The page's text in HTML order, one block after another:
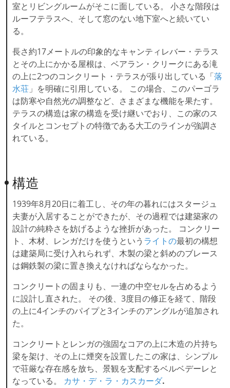
室とリビングルームがそこに面している。 小さな階段は
ルーフテラスへ、そして窓のない地下室へと続いてい
る。
長さ約17メートルの印象的なキャンティレバー・テラス
とその上にかかる屋根は、ベアラン・クリークにある滝
の上に2つのコンクリート・テラスが張り出している「落
水荘 」を明確に引用している。 この場合、このパーゴラ
は防寒や自然光の調整など、さまざまな機能を果たす。
テラスの構造は家の構造を受け継いでおり、この家のス
タイルとコンセプトの特徴である大工のラインが強調さ
れている。
構造
1939年8月20日に着工し、その年の暮れにはスタージュ
夫妻が入居することができたが、その過程では建築家の
設計の純粋さを妨げるような挫折があった。 コンクリー
ト、木材、レンガだけを使うという ライトの最初の構想
は建築局に受け入れられず、木製の梁と斜めのブレース
は鋼鉄製の梁に置き換えなければならなかった。
コンクリートの固まりも、一連の中空セルを占めるよう
に設計し直された。 その後、3度目の修正を経て、階段
の上に4インチのパイプと3インチのアングルが追加され
た。
コンクリートとレンガの強固なコアの上に木造の片持ち
梁を架け、その上に煙突を設置したこの家は、シンプル
で荘厳な存在感を放ち、景観を支配するベルベデーレと
なっている。 カサ・デ・ラ・カスカーダ.